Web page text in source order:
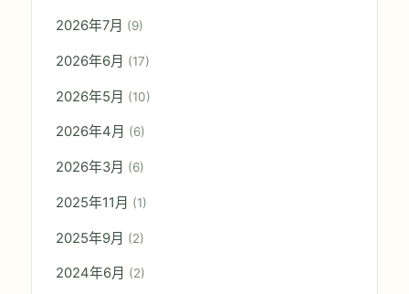
2026年7月 (9)
2026年6月 (17)
2026年5月 (10)
2026年4月 (6)
2026年3月 (6)
2025年11月 (1)
2025年9月 (2)
2024年6月 (2)